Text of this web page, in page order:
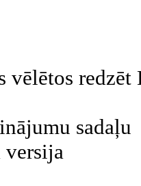
vēlētos
sadaļu
versija